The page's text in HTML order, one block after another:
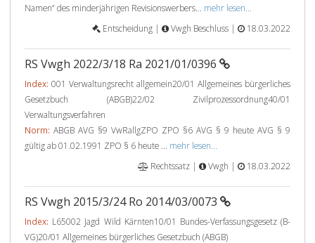
Namen“ des minderjährigen Revisionswerbers... mehr lesen...
Entscheidung |
Vwgh Beschluss | 18.03.2022
RS Vwgh 2022/3/18 Ra 2021/01/0396
Index: 001 Verwaltungsrecht allgemein20/01 Allgemeines bürgerliches
Gesetzbuch (ABGB)22/02 Zivilprozessordnung40/01
Verwaltungsverfahren
Norm: ABGB AVG §9 VwRallgZPO ZPO §6 AVG § 9 heute AVG § 9
gültig ab 01.02.1991 ZPO § 6 heute ... mehr lesen...
Rechtssatz |
Vwgh | 18.03.2022
RS Vwgh 2015/3/24 Ro 2014/03/0073
Index: L65002 Jagd Wild Kärnten10/01 Bundes-Verfassungsgesetz (B-
VG)20/01 Allgemeines bürgerliches Gesetzbuch (ABGB)